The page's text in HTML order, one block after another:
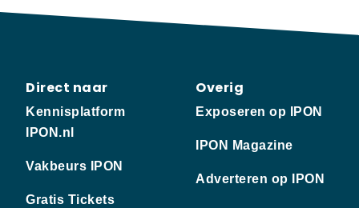
Direct naar
Kennisplatform
IPON.nl
Vakbeurs IPON
Gratis Tickets
Overig
Exposeren op IPON
IPON Magazine
Adverteren op IPON